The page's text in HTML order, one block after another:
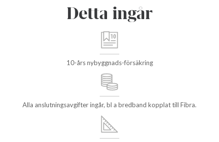
Detta ingår
10-års nybyggnads-försäkring
Alla anslutningsavgifter ingår, bl a bredband kopplat till Fibra.